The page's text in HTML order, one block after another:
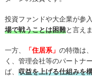
投資ファンドや大企業が参
場で戦うことは困難と言えま
一方、 「住居系」 の特徴は
く、管理会社等のパートナ
ば、 収益を上げる仕組みを